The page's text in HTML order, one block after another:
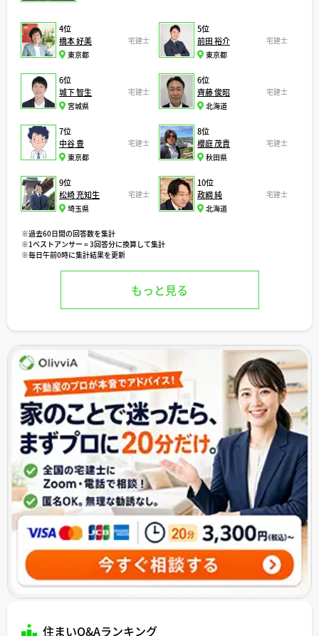
4位
橋本 好美
宅建士
東京都
5位
前田 裕介
宅建士
東京都
6位
城下 智生
宅建士
宮城県
6位
齊藤 俊昭
宅建士
北海道
7位
中谷 豊
宅建士
東京都
8位
櫻庭 茂貴
宅建士
秋田県
9位
松崎 充知生
宅建士
埼玉県
10位
政綱 純
宅建士
北海道
※過去60日間の回答数を集計
※1ベストアンサー = 3回答分に換算して集計
※毎日午前0時に集計結果を更新
もっと見る
住まいQ&Aランキング